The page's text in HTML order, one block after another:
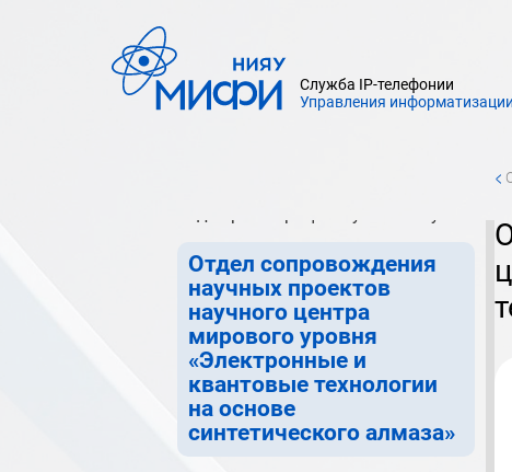
Служба IP-телефонии
Управления информатизации
Отдел реализации закупок по
сопровождению Программ и
Отдел сопровождения
научных проектов
научного центра
мирового уровня
«Электронные и
квантовые технологии
на основе
синтетического алмаза»
<
Отдел сопровождения